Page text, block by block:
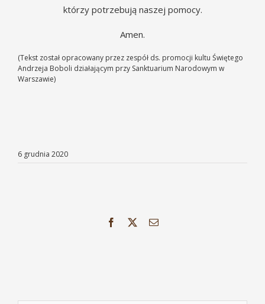
którzy potrzebują naszej pomocy.
Amen.
(Tekst został opracowany przez zespół ds. promocji kultu Świętego
Andrzeja Boboli działającym przy Sanktuarium Narodowym w
Warszawie)
6 grudnia 2020
Facebook Email